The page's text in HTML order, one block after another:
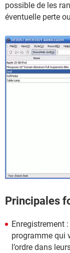
possible de les
éventuelle perte
Principales
Enregistrement :
programme qui
l’ordre dans